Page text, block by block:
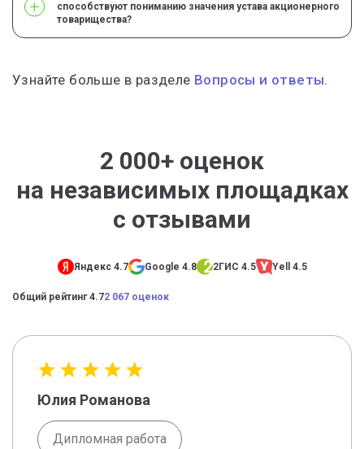
способствуют пониманию значения устава акционерного
товарищества?
Узнайте больше в разделе Вопросы и ответы.
2 000+ оценок
на независимых площадках
с отзывами
Яндекс 4.7 Google 4.8 2ГИС 4.5 Yell 4.5
Общий рейтинг 4.72 067 оценок
Юлия Романова
Дипломная работа